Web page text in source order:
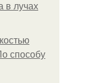
в лучах
способу